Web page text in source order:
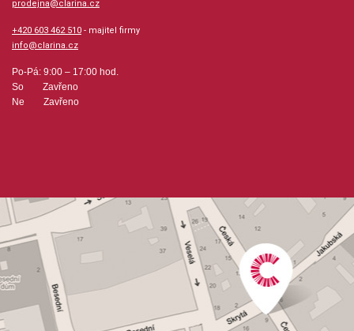
hudební úprava: melodie / akordy
Obsazení: solo
Výrobce: Warner Bros. Publications
FOGGY DAYFASCINATING RHYTHMI´VE GOT A CRUSH ON
YOU´S WONDERFULHOW LONG HAS THIS BEEN GOING
ONNICE WORK IF YOU CAN GET ITSOMEONE TO WATCH
OVER MESTRIKE UP THE BAND
prodejna@clarina.cz
+420 603 462 510 - majitel firmy
info@clarina.cz
Po-Pá: 9:00 – 17:00 hod.
So Zavřeno
Ne Zavřeno